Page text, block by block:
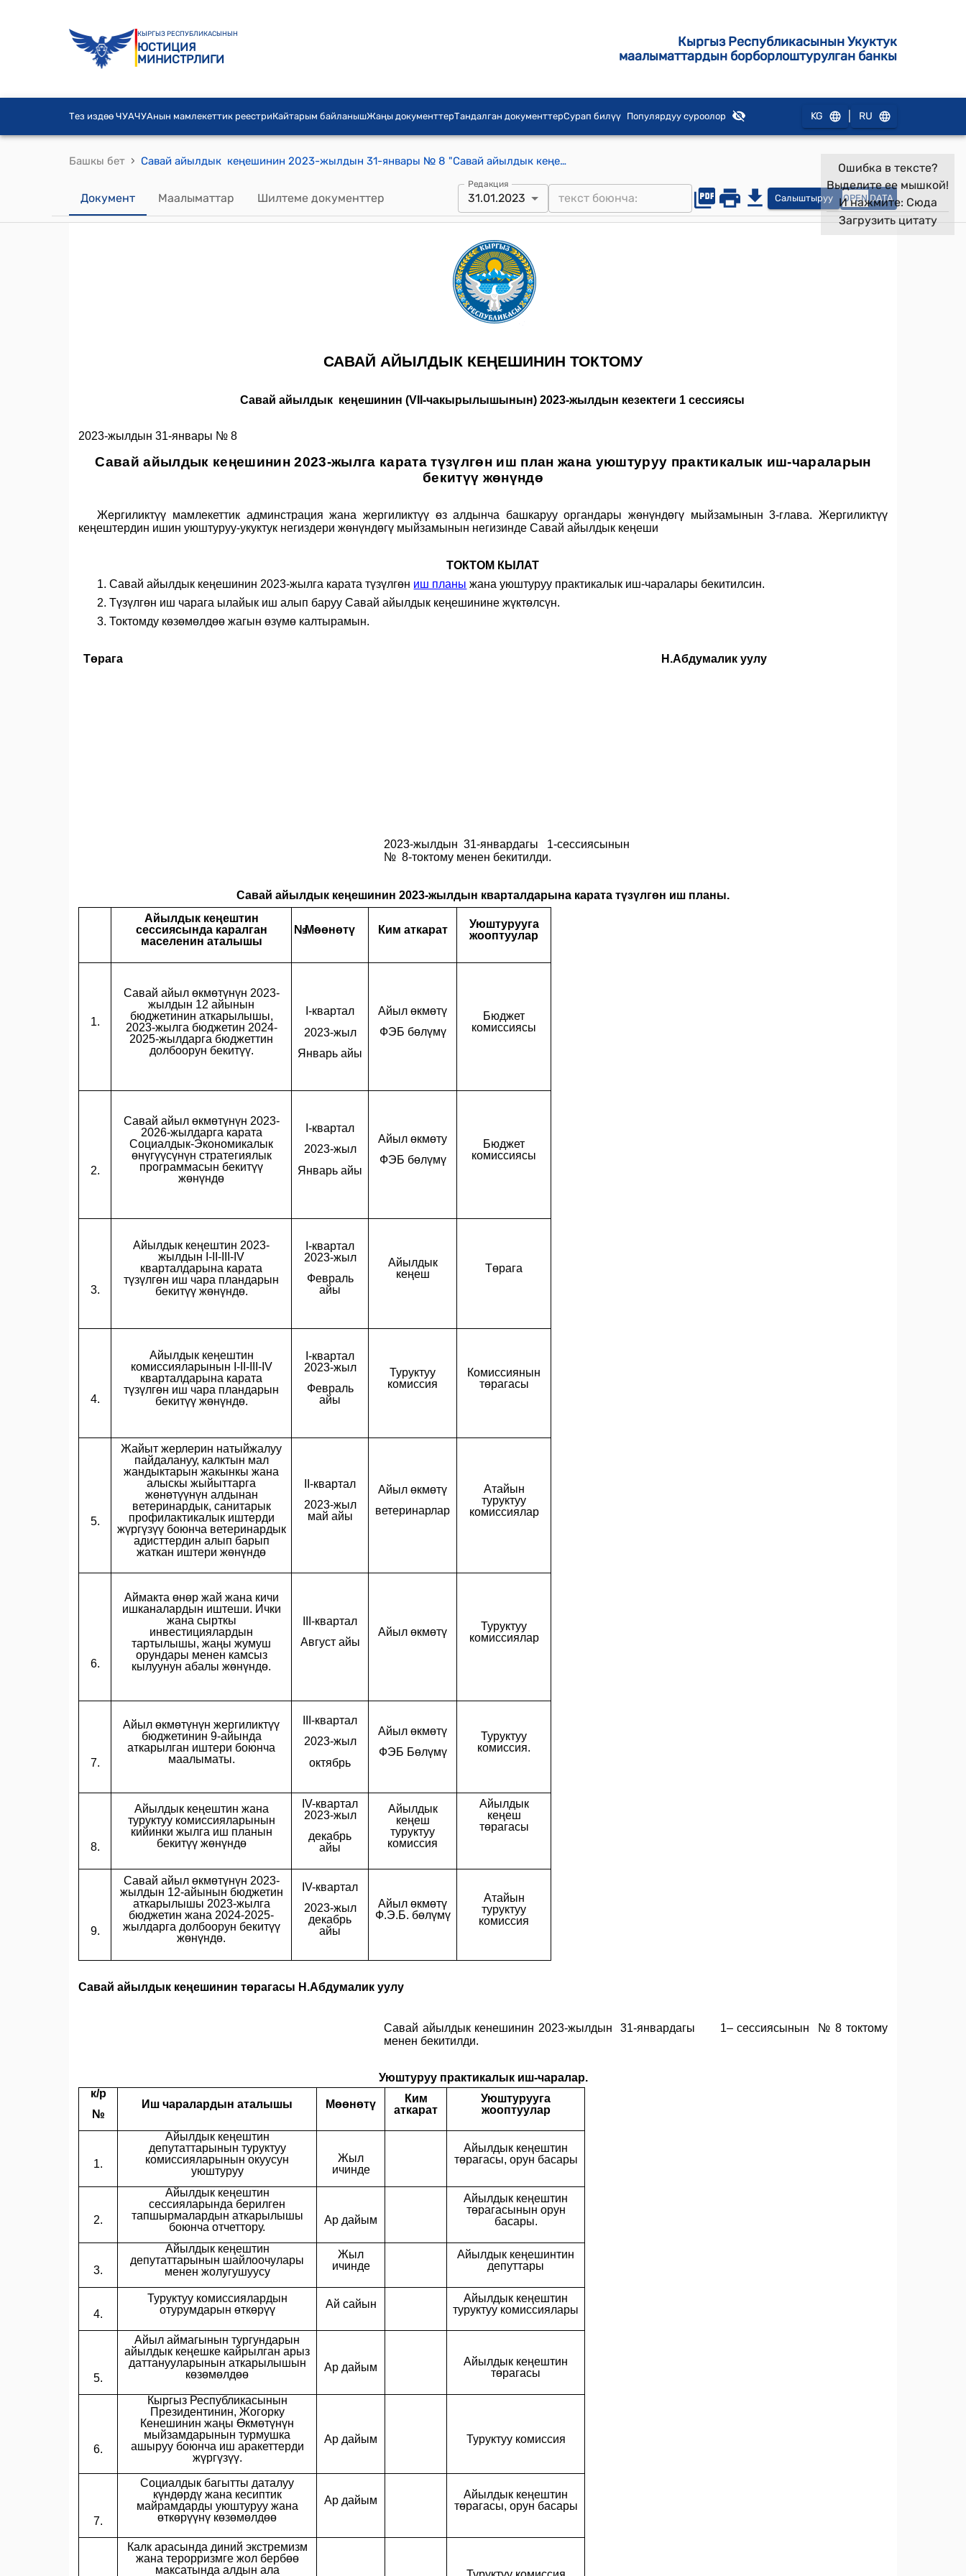
КЫРГЫЗ РЕСПУБЛИКАСЫНЫН
ЮСТИЦИЯ
МИНИСТРЛИГИ
Кыргыз Республикасынын Укуктук
маалыматтардын борборлоштурулган банкы
Тез издөө ЧУАЧУАнын мамлекеттик реестриКайтарым байланышЖаңы документтерТандалган документтерСурап билүү Популярдуу суроолор KG RU
Башкы бет › Савай айылдык кеңешинин 2023-жылдын 31-январы № 8 "Савай айылдык кеңешинин 2023-жылга карата түзүлгөн иш план жана уюштуруу практикалык иш-чараларын бекитүү жөнүндө" токтому
Документ Маалыматтар Шилтеме документтер
Редакция
31.01.2023 Салыштыруу OPEN DATA
Ошибка в тексте?
Выделите ее мышкой!
И нажмите: Сюда
Загрузить цитату